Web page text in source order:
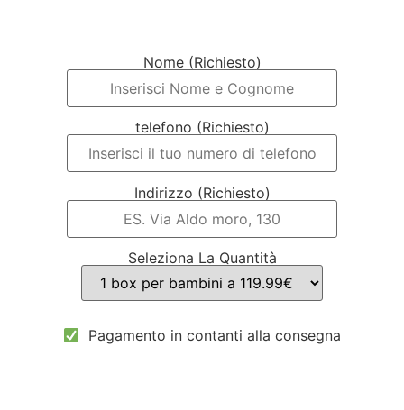
Nome (Richiesto)
telefono (Richiesto)
Indirizzo (Richiesto)
Seleziona La Quantità
Pagamento in contanti alla consegna